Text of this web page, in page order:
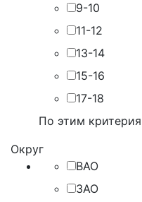
9-10
11-12
13-14
15-16
17-18
По этим
Округ
ВАО
ЗАО